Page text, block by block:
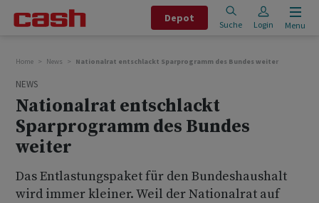
Depot
Suche Login Menu
Home News Nationalrat entschlackt Sparprogramm des Bundes weiter
NEWS
Nationalrat entschlackt
Sparprogramm des Bundes
weiter
Das Entlastungspaket für den Bundeshaushalt
wird immer kleiner. Weil der Nationalrat auf